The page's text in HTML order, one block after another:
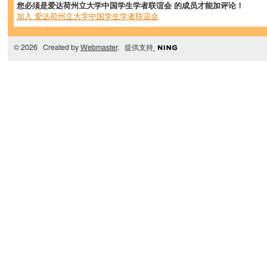
您必须是爱达荷州立大学中国学生学者联谊会 的成员才能加评论！
加入 爱达荷州立大学中国学生学者联谊会
© 2026 Created byWebmaster. 提供支持